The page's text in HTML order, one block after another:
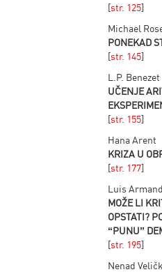
[str. 125]
Michael
PONEKAD
[str. 145]
L.P. Benezet
UČENJE
[str. 155]
Hana Arent
KRIZA U
[str. 177]
Luis
MOŽE LI
OPSTATI?
“PUNU”
[str. 195]
Nenad